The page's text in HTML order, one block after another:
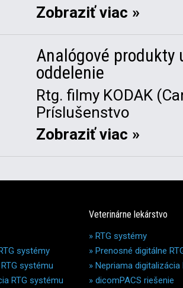
Zobraziť viac »
Analógové produkty
oddelenie
Rtg. filmy KODAK
Príslušenstvo
Zobraziť viac »
systémy
systému
RTG systému
Veterinárne lekárstvo
» RTG systémy
» Prenosné digitálne
» Nepriama digitalizácia
» dicomPACS riešenie